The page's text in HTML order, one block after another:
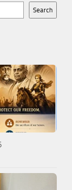
Search